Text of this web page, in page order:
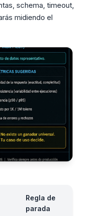
schema, timeout,
midiendo el
Regla de
parada